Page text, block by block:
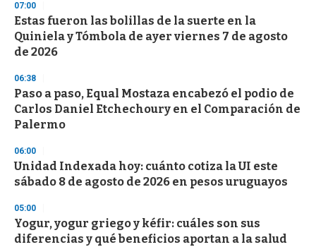
d
s
o
f
3
s
e
c
o
n
07:00
Estas fueron las bolillas de la suerte en la
Quiniela y Tómbola de ayer viernes 7 de agosto
de 2026
06:38
Paso a paso, Equal Mostaza encabezó el podio de
Carlos Daniel Etchechoury en el Comparación de
Palermo
06:00
Unidad Indexada hoy: cuánto cotiza la UI este
sábado 8 de agosto de 2026 en pesos uruguayos
05:00
Yogur, yogur griego y kéfir: cuáles son sus
diferencias y qué beneficios aportan a la salud